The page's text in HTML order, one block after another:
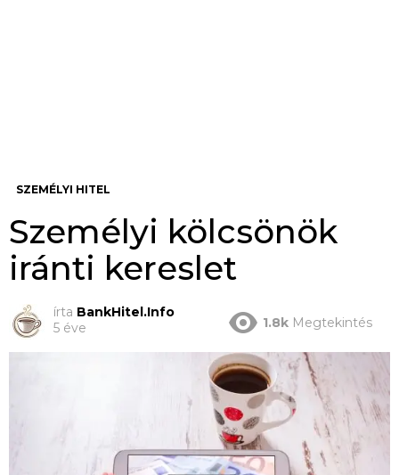
SZEMÉLYI HITEL
Személyi kölcsönök
iránti kereslet
írta BankHitel.Info
5 éve
1.8k Megtekintés